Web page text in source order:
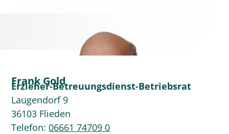
Frank Gold
Erzieher-Betreuungsdienst-Betriebsrat
Laugendorf 9
36103 Flieden
Telefon: 06661 74709 0